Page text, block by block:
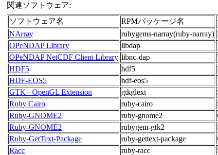
関連ソフトウェア:
ソフトウェア名
RPMパッケージ名
NArray
rubygems-narray(ruby-narray)
OPeNDAP Library
libdap
OPeNDAP NetCDF Client Library libnc-dap
HDF5
hdf5
HDF-EOS5
hdf-eos5
GTK+ OpenGL Extension
gtkglext
Ruby Cairo
ruby-cairo
Ruby-GNOME2
ruby-gnome2
Ruby-GNOME2
rubygem-gtk2
Ruby-GetText-Package
ruby-gettext-package
Racc
ruby-racc